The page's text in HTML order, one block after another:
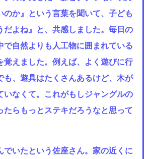
のか』という言葉を聞いて、子ども
だよね』と、共感しました。毎日の
で自然よりも人工物に囲まれている
覚えました。例えば、よく遊びに行
も、遊具はたくさんあるけど、木が
いなくて。これがもしジャングルの
たらもっとステキだろうなと思って
でいたという佐座さん。家の近くに